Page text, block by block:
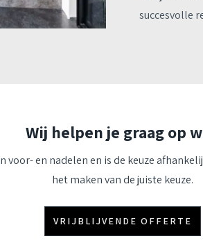
succesvolle
Wij helpen je graag op
en nadelen en is de keuze
het maken van de juiste keuze.
VRIJBLIJVENDE OFFERTE